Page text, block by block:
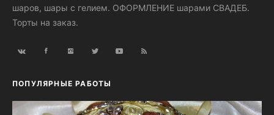
шаров, шары с гелием. ОФОРМЛЕНИЕ шарами СВАДЕБ.
Торты на заказ.
ПОПУЛЯРНЫЕ РАБОТЫ